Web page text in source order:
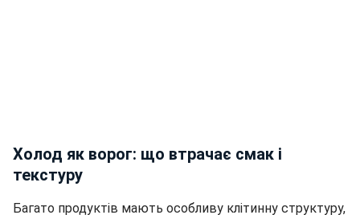
Холод як ворог: що втрачає смак і
текстуру
Багато продуктів мають особливу клітинну структуру,